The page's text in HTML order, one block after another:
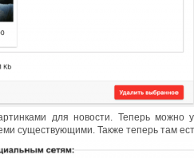
для новости. Теперь можно
существующими. Также теперь там